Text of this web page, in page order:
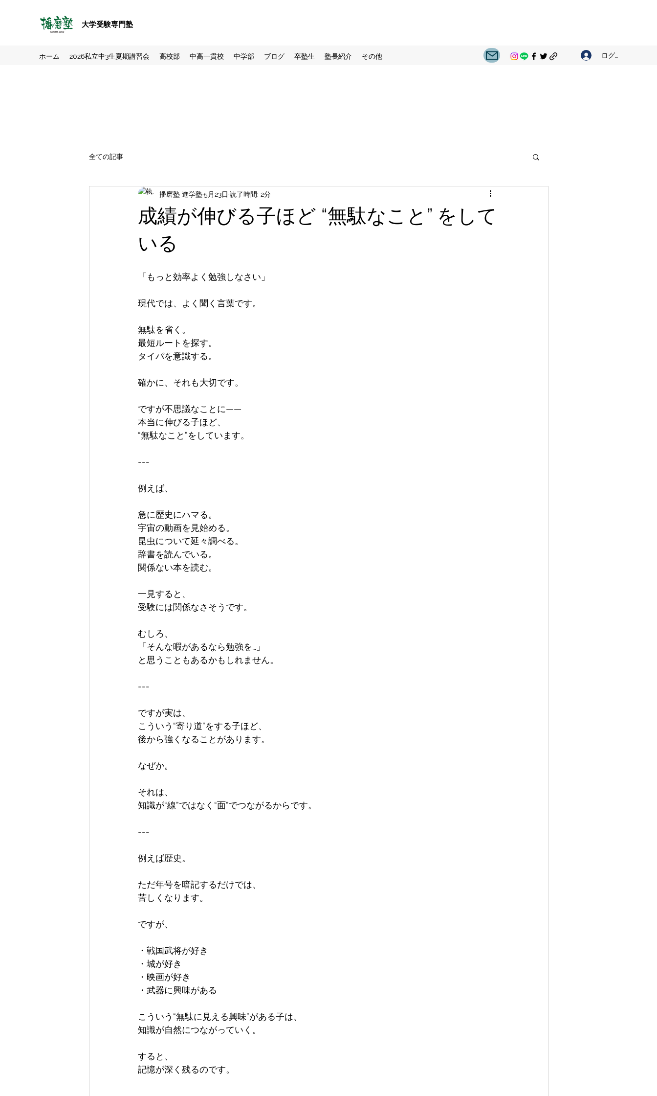
大学受験専門塾
ホーム 2026私立中3生夏期講習会 高校部 中高一貫校 中学部 ブログ 卒塾生 塾長紹介 その他 ログイン
全ての記事
成績が伸びる子ほど “無駄なこと” をして
いる
播磨塾 進学塾5月23日 読了時間: 2分
「もっと効率よく勉強しなさい」
現代では、よく聞く言葉です。
無駄を省く。
最短ルートを探す。
タイパを意識する。
確かに、それも大切です。
ですが不思議なことに——
本当に伸びる子ほど、
“無駄なこと”をしています。
---
例えば、
急に歴史にハマる。
宇宙の動画を見始める。
昆虫について延々調べる。
辞書を読んでいる。
関係ない本を読む。
一見すると、
受験には関係なさそうです。
むしろ、
「そんな暇があるなら勉強を…」
と思うこともあるかもしれません。
---
ですが実は、
こういう“寄り道”をする子ほど、
後から強くなることがあります。
なぜか。
それは、
知識が“線”ではなく“面”でつながるからです。
---
例えば歴史。
ただ年号を暗記するだけでは、
苦しくなります。
ですが、
・戦国武将が好き
・城が好き
・映画が好き
・武器に興味がある
こういう“無駄に見える興味”がある子は、
知識が自然につながっていく。
すると、
記憶が深く残るのです。